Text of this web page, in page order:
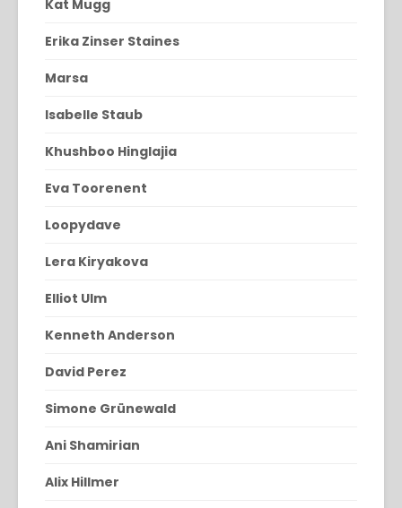
Kat Mugg
Erika Zinser Staines
Marsa
Isabelle Staub
Khushboo Hinglajia
Eva Toorenent
Loopydave
Lera Kiryakova
Elliot Ulm
Kenneth Anderson
David Perez
Simone Grünewald
Ani Shamirian
Alix Hillmer